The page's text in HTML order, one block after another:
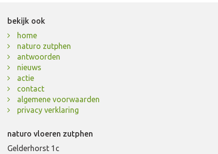
bekijk ook
home
naturo zutphen
antwoorden
nieuws
actie
contact
algemene voorwaarden
privacy verklaring
naturo vloeren zutphen
Gelderhorst 1c